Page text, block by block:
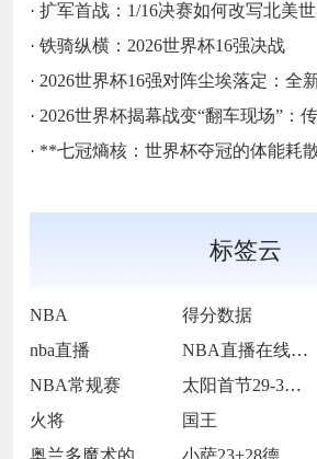
· 扩军首战：1/16决赛如何改写北美
· 铁骑纵横：2026世界杯16强决战
· 2026世界杯16强对阵尘埃落定：全
· 2026世界杯揭幕战变“翻车现场”：
· **七冠熵核：世界杯夺冠的体能耗散
标签云
NBA 得分数据
nba直播
NBA直播在线观看
NBA常规赛
太阳首节29-30落后步行者
火将
国王